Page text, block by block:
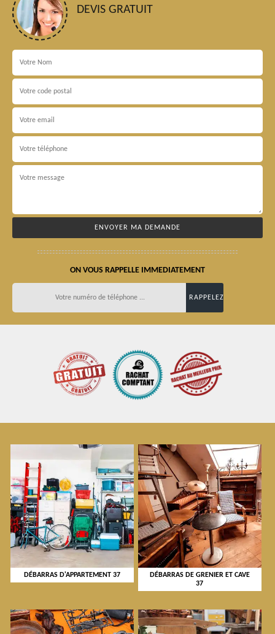
DEVIS GRATUIT
ON VOUS RAPPELLE IMMEDIATEMENT
DÉBARRAS D'APPARTEMENT 37
DÉBARRAS DE GRENIER ET CAVE
37